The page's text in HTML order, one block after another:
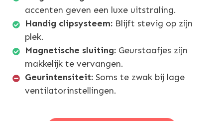
accenten geven een luxe uitstraling.
Handig clipsysteem: Blijft stevig op zijn
plek.
Magnetische sluiting: Geurstaafjes zijn
makkelijk te vervangen.
Geurintensiteit: Soms te zwak bij lage
ventilatorinstellingen.